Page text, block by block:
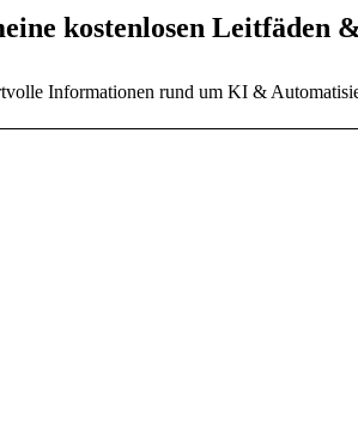
kostenlosen Leitfäden
Informationen rund um KI &